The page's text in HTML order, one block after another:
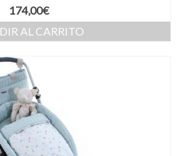
174,00€
AL CARRITO